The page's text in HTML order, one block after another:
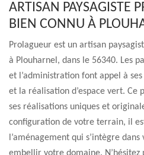
ARTISAN PAYSAGISTE
BIEN CONNU À
Prolagueur est un artisan
à Plouharnel, dans le 56340. Les
et l’administration font appel à
et la réalisation d’espace vert. Ce
ses réalisations uniques et
configuration de votre terrain, il
l’aménagement qui s’intègre